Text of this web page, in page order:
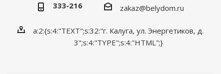
333-216 zakaz@belydom.ru
a:2:{s:4:"TEXT";s:32:"г. Калуга, ул. Энергетиков, д.
3";s:4:"TYPE";s:4:"HTML";}